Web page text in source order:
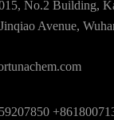
No.2 Building,
Avenue,